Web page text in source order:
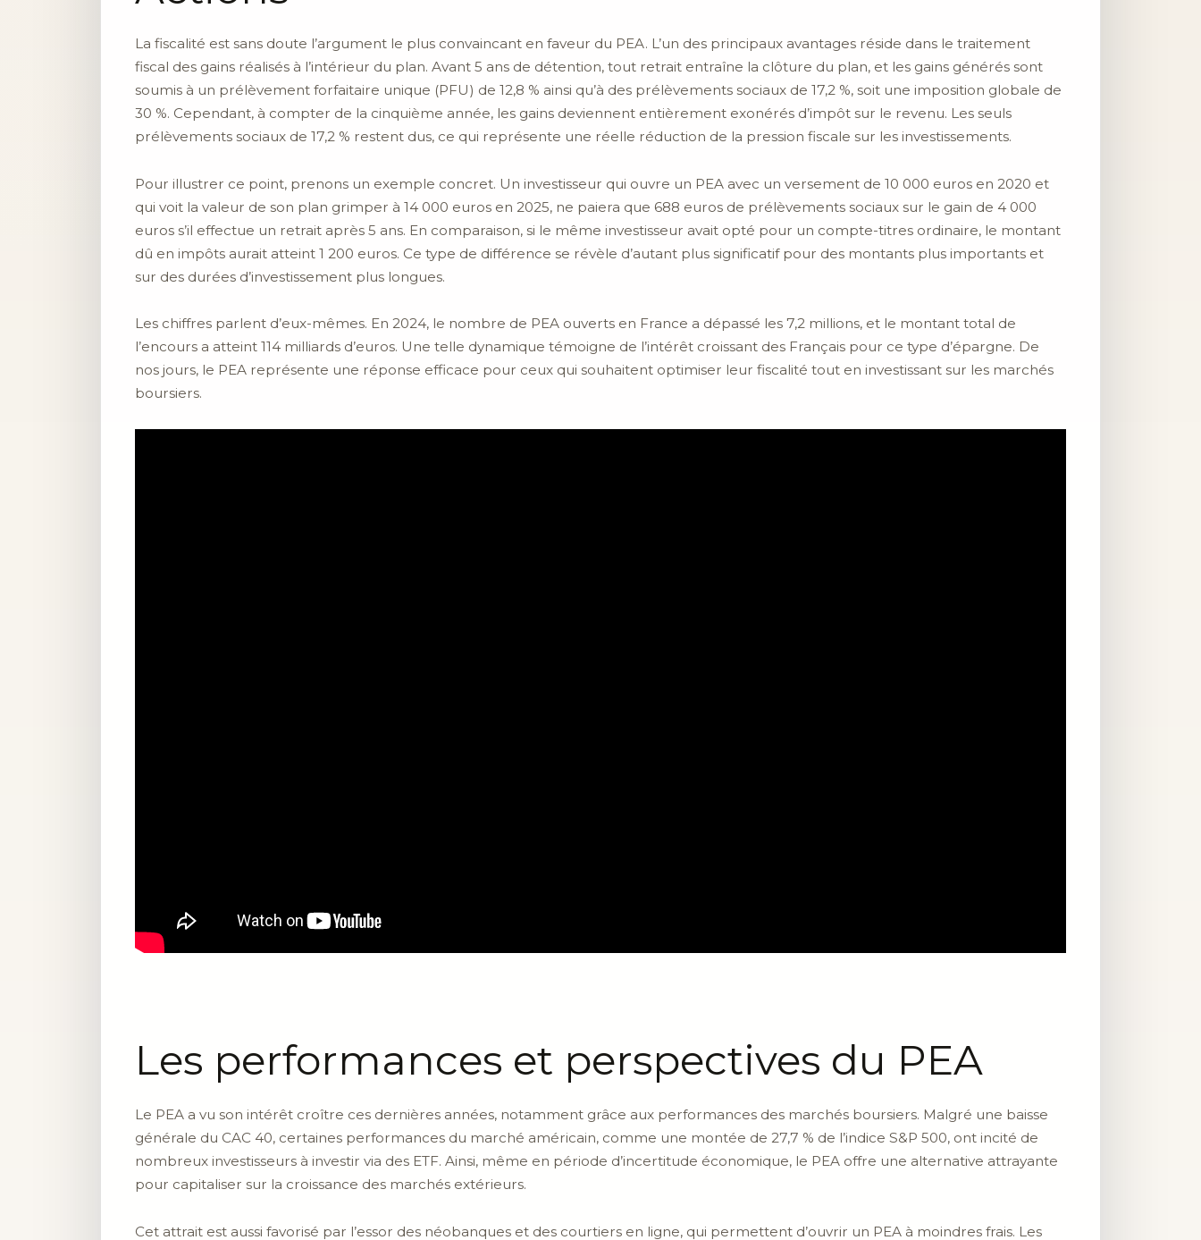
La fiscalité est sans doute l’argument le plus convaincant en faveur du PEA. L’un des principaux avantages réside dans le traitement
fiscal des gains réalisés à l’intérieur du plan. Avant 5 ans de détention, tout retrait entraîne la clôture du plan, et les gains générés sont
soumis à un prélèvement forfaitaire unique (PFU) de 12,8 % ainsi qu’à des prélèvements sociaux de 17,2 %, soit une imposition globale de
30 %. Cependant, à compter de la cinquième année, les gains deviennent entièrement exonérés d’impôt sur le revenu. Les seuls
prélèvements sociaux de 17,2 % restent dus, ce qui représente une réelle réduction de la pression fiscale sur les investissements.
Pour illustrer ce point, prenons un exemple concret. Un investisseur qui ouvre un PEA avec un versement de 10 000 euros en 2020 et
qui voit la valeur de son plan grimper à 14 000 euros en 2025, ne paiera que 688 euros de prélèvements sociaux sur le gain de 4 000
euros s’il effectue un retrait après 5 ans. En comparaison, si le même investisseur avait opté pour un compte-titres ordinaire, le montant
dû en impôts aurait atteint 1 200 euros. Ce type de différence se révèle d’autant plus significatif pour des montants plus importants et
sur des durées d’investissement plus longues.
Les chiffres parlent d’eux-mêmes. En 2024, le nombre de PEA ouverts en France a dépassé les 7,2 millions, et le montant total de
l’encours a atteint 114 milliards d’euros. Une telle dynamique témoigne de l’intérêt croissant des Français pour ce type d’épargne. De
nos jours, le PEA représente une réponse efficace pour ceux qui souhaitent optimiser leur fiscalité tout en investissant sur les marchés
boursiers.
Les performances et perspectives du PEA
Le PEA a vu son intérêt croître ces dernières années, notamment grâce aux performances des marchés boursiers. Malgré une baisse
générale du CAC 40, certaines performances du marché américain, comme une montée de 27,7 % de l’indice S&P 500, ont incité de
nombreux investisseurs à investir via des ETF. Ainsi, même en période d’incertitude économique, le PEA offre une alternative attrayante
pour capitaliser sur la croissance des marchés extérieurs.
Cet attrait est aussi favorisé par l’essor des néobanques et des courtiers en ligne, qui permettent d’ouvrir un PEA à moindres frais. Les